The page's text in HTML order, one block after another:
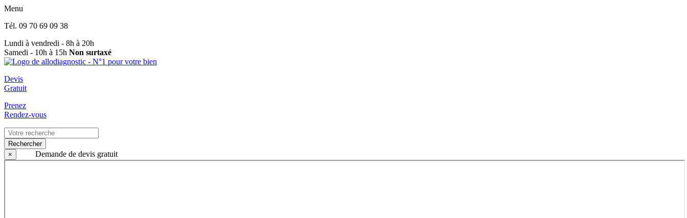
Menu
Tél. 09 70 69 09 38
Lundi à vendredi - 8h à 20h
Samedi - 10h à 15h Non surtaxé
Devis
Gratuit
Prenez
Rendez-vous
Rechercher
×
Demande de devis gratuit